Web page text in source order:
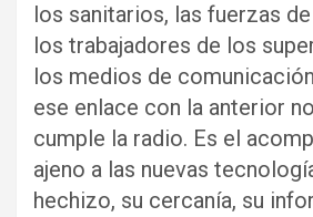
los sanitarios, las fuerzas
los trabajadores de los
los medios de
ese enlace con la anterior
cumple la radio. Es el
ajeno a las nuevas
hechizo, su cercanía, su